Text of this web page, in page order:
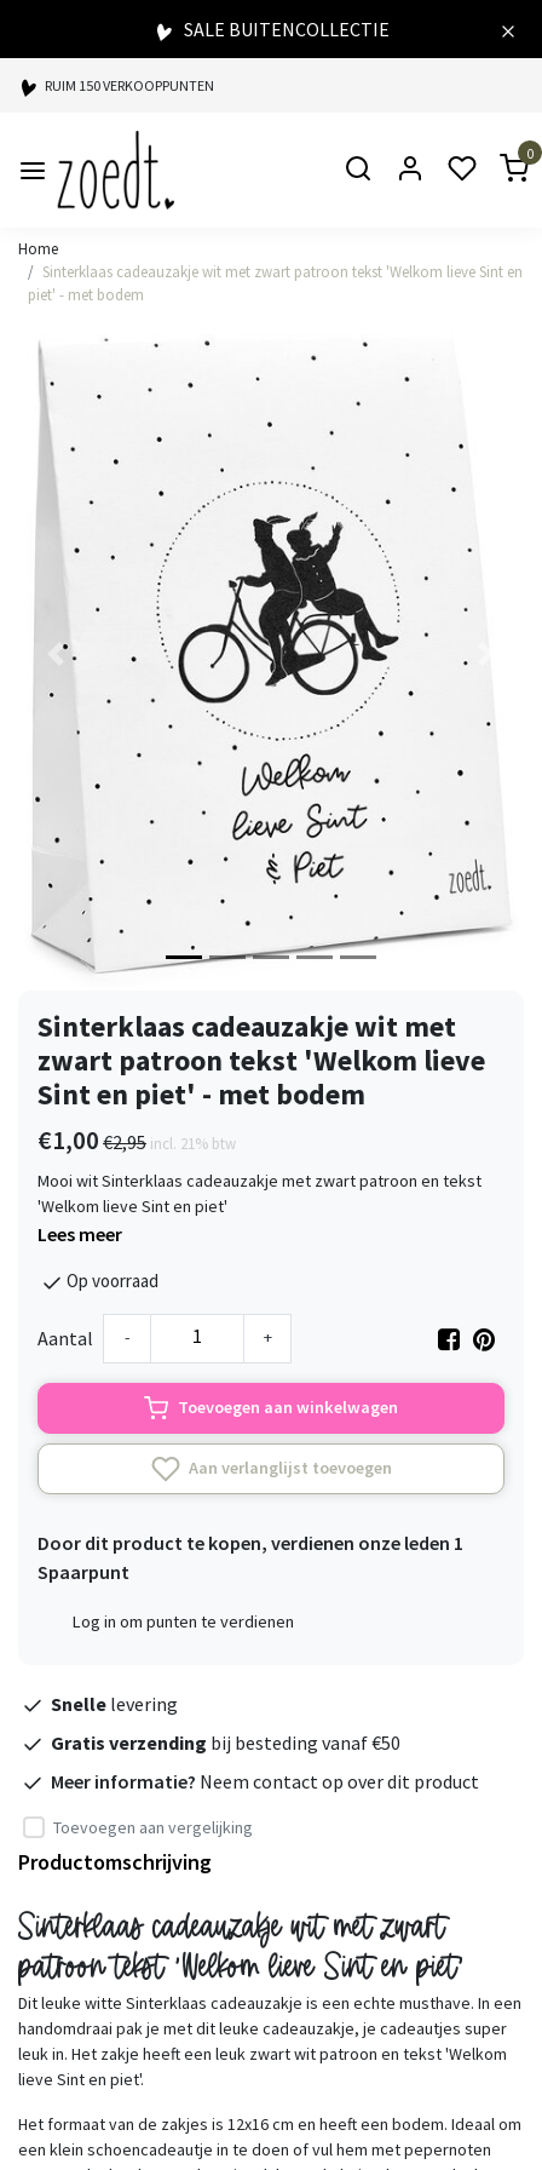
SALE BUITENCOLLECTIE
RUIM 150 VERKOOPPUNTEN
SPAARPUNTEN BIJ ELKE AANKOOP
SNELLE LEVERING
0
Home
Sinterklaas cadeauzakje wit met zwart patroon tekst 'Welkom lieve Sint en
piet' - met bodem
Vorige
Sinterklaas cadeauzakje wit met
zwart patroon tekst 'Welkom lieve
Sint en piet' - met bodem
€1,00 €2,95 incl. 21% btw
Mooi wit Sinterklaas cadeauzakje met zwart patroon en tekst
'Welkom lieve Sint en piet'
Lees meer
Op voorraad
Aantal - +
Toevoegen aan winkelwagen
Aan verlanglijst toevoegen
Door dit product te kopen, verdienen onze leden 1
Spaarpunt
Log in om punten te verdienen
Snelle levering
Gratis verzending bij besteding vanaf €50
Meer informatie? Neem contact op over dit product
Toevoegen aan vergelijking
Productomschrijving
Sinterklaas cadeauzakje wit met zwart
patroon tekst 'Welkom lieve Sint en piet'
Dit leuke witte Sinterklaas cadeauzakje is een echte musthave. In een
handomdraai pak je met dit leuke cadeauzakje, je cadeautjes super
leuk in. Het zakje heeft een leuk zwart wit patroon en tekst 'Welkom
lieve Sint en piet'.
Het formaat van de zakjes is 12x16 cm en heeft een bodem. Ideaal om
een klein schoencadeautje in te doen of vul hem met pepernoten